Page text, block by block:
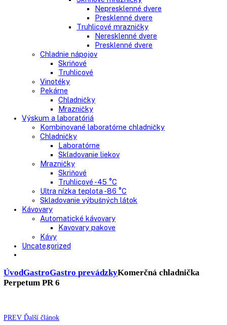
Chladničky
Nepresklenné dvere
Presklenné dvere
Mrazničky
Skriňové mrazničky
Chladnie nápojov
Skriňové
Truhlicové
Vinotéky
Pekárne
Chladničky
Mrazničky
Výskum a laboratóriá
Kombinované laboratórne chladničky
Chladničky
Laboratórne
Skladovanie liekov
Mrazničky
Skriňové
Skladovanie výbušných látok
Kávovary
Kávy